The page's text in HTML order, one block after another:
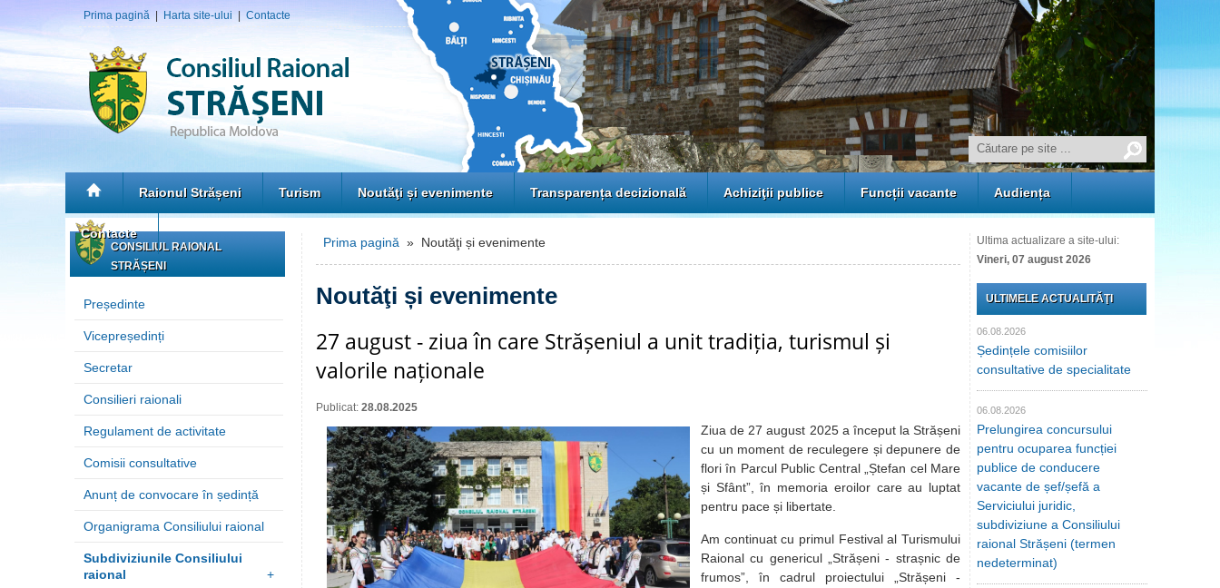
Prima pagină Harta site-ului Contacte
Raionul Strășeni Turism Noutăţi și evenimente Transparența decizională Achiziţii publice Funcții vacante Audiența
Contacte
CONSILIUL RAIONAL
STRĂȘENI
Președinte
Vicepreședinți
Secretar
Consilieri raionali
Regulament de activitate
Comisii consultative
Anunț de convocare în ședință
Organigrama Consiliului raional
Subdiviziunile Consiliului
raional
+
Prima pagină » Noutăţi și evenimente
Noutăţi și evenimente
27 august - ziua în care Strășeniul a unit tradiția, turismul și
valorile naționale
Publicat: 28.08.2025
Ziua de 27 august 2025 a început la Strășeni
cu un moment de reculegere și depunere de
flori în Parcul Public Central „Ștefan cel Mare
și Sfânt”, în memoria eroilor care au luptat
pentru pace și libertate.
Am continuat cu primul Festival al Turismului
Raional cu genericul „Strășeni - strașnic de
frumos”, în cadrul proiectului „Strășeni -
Ultima actualizare a site-ului:
Vineri, 07 august 2026
ULTIMELE ACTUALITĂŢI
06.08.2026
Ședințele comisiilor
consultative de specialitate
06.08.2026
Prelungirea concursului
pentru ocuparea funcției
publice de conducere
vacante de șef/șefă a
Serviciului juridic,
subdiviziune a Consiliului
raional Strășeni (termen
nedeterminat)